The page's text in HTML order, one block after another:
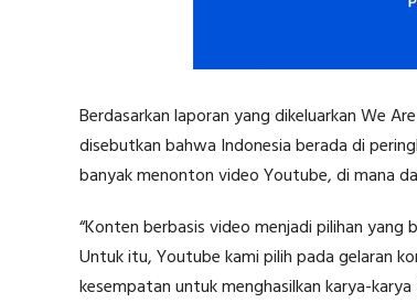
Berdasarkan laporan yang dikeluarkan We
disebutkan bahwa Indonesia berada di
banyak menonton video Youtube, di mana
“Konten berbasis video menjadi pilihan
Untuk itu, Youtube kami pilih pada gelaran
kesempatan untuk menghasilkan karya-karya